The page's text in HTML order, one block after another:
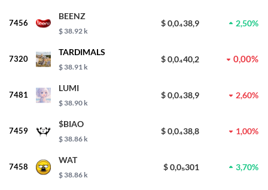
7456
BEENZ
$ 38.92 k
$ 0,0₄38,9 2,50%
7320
TARDIMALS
$ 38.91 k
$ 0,0₄40,2 0,00%
7481
LUMI
$ 38.90 k
$ 0,0₄38,9 2,60%
7459
$BIAO
$ 38.86 k
$ 0,0₄38,8 1,00%
7458
WAT
$ 38.86 k
$ 0,0₅301 3,70%